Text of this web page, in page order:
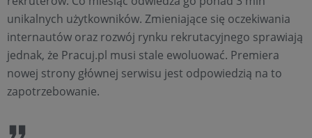
unikalnych użytkowników. Zmieniające się oczekiwania
internautów oraz rozwój rynku rekrutacyjnego sprawiają
jednak, że Pracuj.pl musi stale ewoluować. Premiera
nowej strony głównej serwisu jest odpowiedzią na to
zapotrzebowanie.